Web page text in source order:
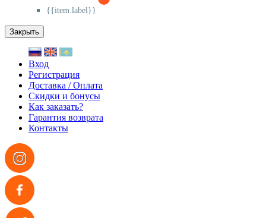
{{item.label}}
Закрыть
Вход
Регистрация
Доставка / Оплата
Скидки и бонусы
Как заказать?
Гарантия возврата
Контакты